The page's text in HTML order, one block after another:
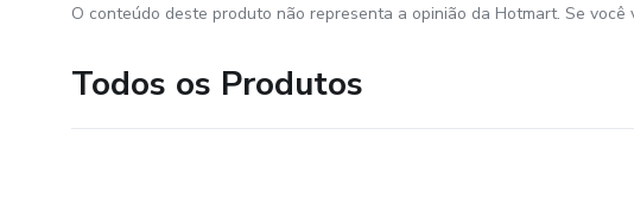
O conteúdo deste produto não representa a opinião da Hotmart. Se você
Todos os Produtos